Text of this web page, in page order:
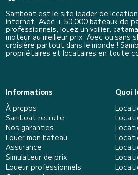
Samboat est le site leader de
internet. Avec + 50 000 bateaux de
professionnels, louez un voilier,
moteur au meilleur prix. Avec ou sans
croisière partout dans le monde !
propriétaires et locataires en toute
Informations
À propos
Samboat recrute
Nos garanties
Louer mon bateau
Assurance
Simulateur de prix
Loueur professionnels
Quoi